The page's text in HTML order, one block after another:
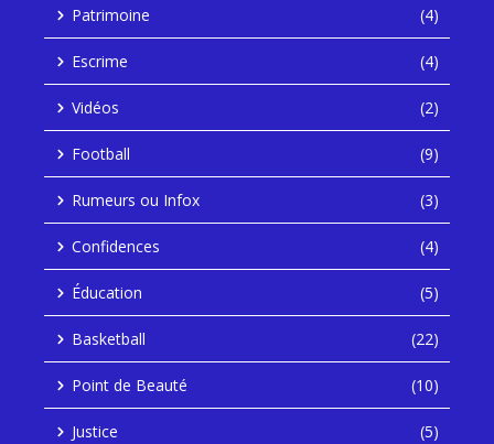
Patrimoine (4)
Escrime (4)
Vidéos (2)
Football (9)
Rumeurs ou Infox (3)
Confidences (4)
Éducation (5)
Basketball (22)
Point de Beauté (10)
Justice (5)